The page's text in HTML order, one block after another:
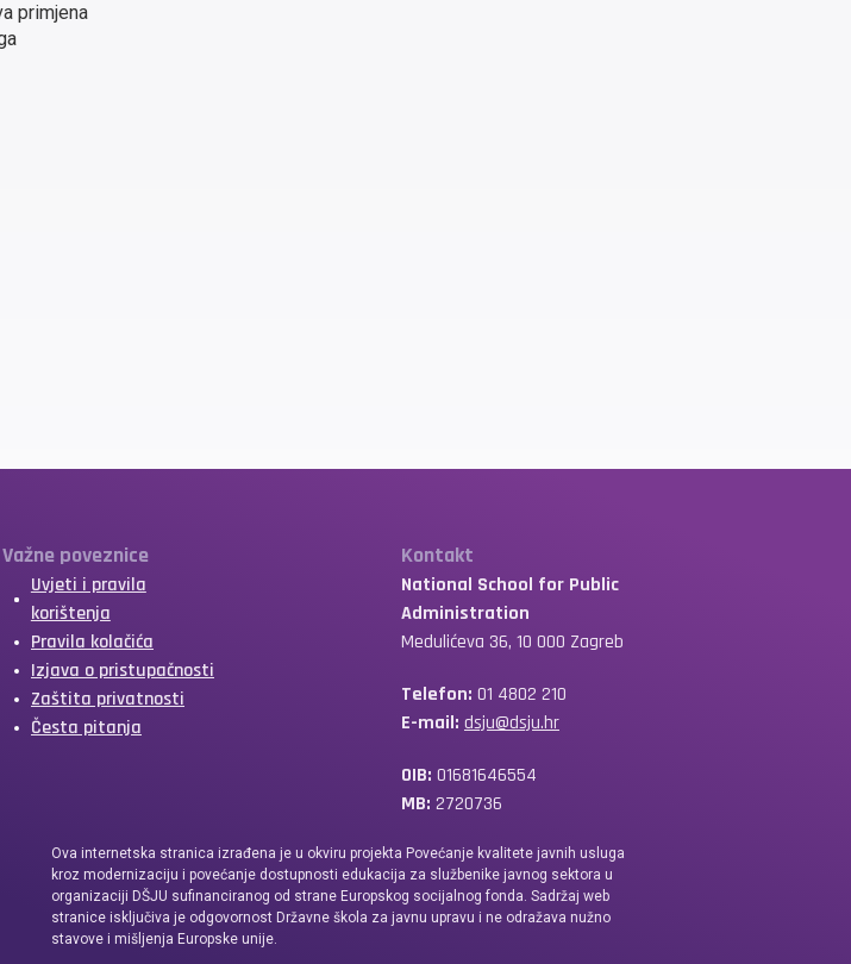
primjena
Važne poveznice
Uvjeti i pravila
korištenja
Pravila kolačića
Izjava o pristupačnosti
Zaštita privatnosti
Česta pitanja
Kontakt
National School for Public
Administration
Medulićeva 36, 10 000 Zagreb
Telefon: 01 4802 210
E-mail: dsju@dsju.hr
OIB: 01681646554
MB: 2720736
Ova internetska stranica izrađena je u okviru projekta Povećanje kvalitete javnih usluga
kroz modernizaciju i povećanje dostupnosti edukacija za službenike javnog sektora u
organizaciji DŠJU sufinanciranog od strane Europskog socijalnog fonda. Sadržaj web
stranice isključiva je odgovornost Državne škola za javnu upravu i ne odražava nužno
stavove i mišljenja Europske unije.